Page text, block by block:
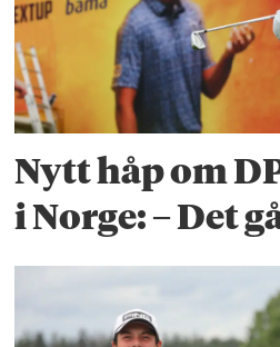
Nytt håp om
i Norge: – Det